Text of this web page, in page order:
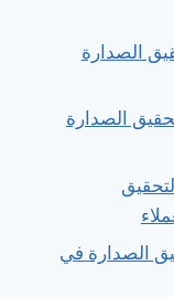
الصدارة
الصدارة
الصدارة في